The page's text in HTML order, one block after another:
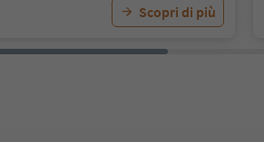
Scopri di più